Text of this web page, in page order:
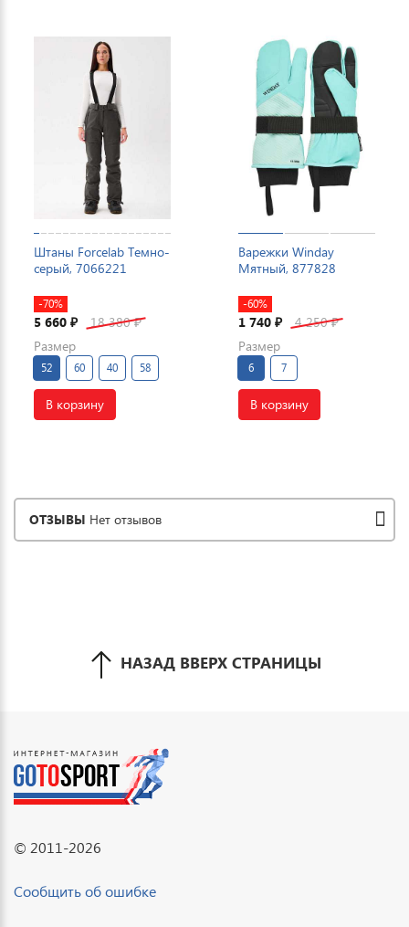
Штаны Forcelab Темно-
серый, 7066221
-70%
5 660 ₽ 18 380₽
Размер
52 60 40 58
В корзину
Варежки Winday
Мятный, 877828
-60%
1 740 ₽ 4 250₽
Размер
6 7
В корзину
ОТЗЫВЫ Нет отзывов
НАЗАД ВВЕРХ СТРАНИЦЫ
© 2011-2026
Сообщить об ошибке